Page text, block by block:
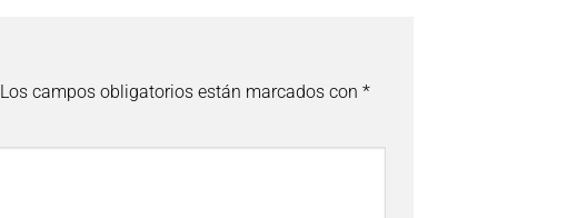
Los campos obligatorios están marcados con *